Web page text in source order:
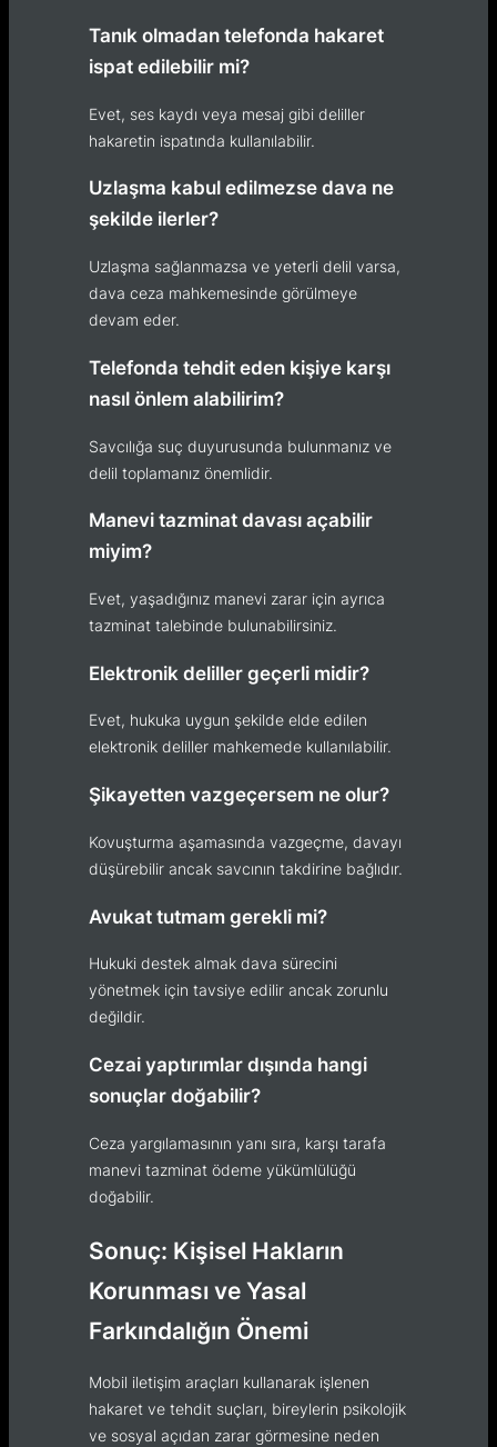
Tanık olmadan telefonda hakaret
ispat edilebilir mi?
Evet, ses kaydı veya mesaj gibi deliller
hakaretin ispatında kullanılabilir.
Uzlaşma kabul edilmezse dava ne
şekilde ilerler?
Uzlaşma sağlanmazsa ve yeterli delil varsa,
dava ceza mahkemesinde görülmeye
devam eder.
Telefonda tehdit eden kişiye karşı
nasıl önlem alabilirim?
Savcılığa suç duyurusunda bulunmanız ve
delil toplamanız önemlidir.
Manevi tazminat davası açabilir
miyim?
Evet, yaşadığınız manevi zarar için ayrıca
tazminat talebinde bulunabilirsiniz.
Elektronik deliller geçerli midir?
Evet, hukuka uygun şekilde elde edilen
elektronik deliller mahkemede kullanılabilir.
Şikayetten vazgeçersem ne olur?
Kovuşturma aşamasında vazgeçme, davayı
düşürebilir ancak savcının takdirine bağlıdır.
Avukat tutmam gerekli mi?
Hukuki destek almak dava sürecini
yönetmek için tavsiye edilir ancak zorunlu
değildir.
Cezai yaptırımlar dışında hangi
sonuçlar doğabilir?
Ceza yargılamasının yanı sıra, karşı tarafa
manevi tazminat ödeme yükümlülüğü
doğabilir.
Sonuç: Kişisel Hakların
Korunması ve Yasal
Farkındalığın Önemi
Mobil iletişim araçları kullanarak işlenen
hakaret ve tehdit suçları, bireylerin psikolojik
ve sosyal açıdan zarar görmesine neden